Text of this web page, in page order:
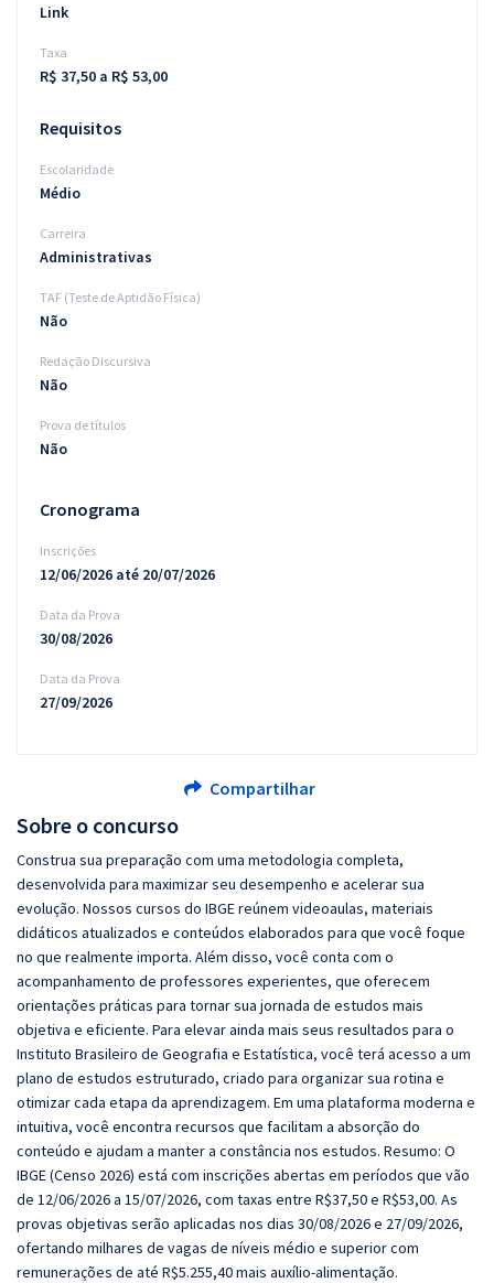
Sobre o concurso
Construa sua preparação com uma metodologia completa,
desenvolvida para maximizar seu desempenho e acelerar sua
evolução. Nossos cursos do IBGE reúnem videoaulas, materiais
didáticos atualizados e conteúdos elaborados para que você foque
no que realmente importa. Além disso, você conta com o
acompanhamento de professores experientes, que oferecem
orientações práticas para tornar sua jornada de estudos mais
objetiva e eficiente. Para elevar ainda mais seus resultados para o
Instituto Brasileiro de Geografia e Estatística, você terá acesso a um
plano de estudos estruturado, criado para organizar sua rotina e
otimizar cada etapa da aprendizagem. Em uma plataforma moderna e
intuitiva, você encontra recursos que facilitam a absorção do
conteúdo e ajudam a manter a constância nos estudos. Resumo: O
IBGE (Censo 2026) está com inscrições abertas em períodos que vão
de 12/06/2026 a 15/07/2026, com taxas entre R$37,50 e R$53,00. As
provas objetivas serão aplicadas nos dias 30/08/2026 e 27/09/2026,
ofertando milhares de vagas de níveis médio e superior com
remunerações de até R$5.255,40 mais auxílio-alimentação.
Link
Taxa
R$ 37,50 a R$ 53,00
Requisitos
Escolaridade
Médio
Carreira
Administrativas
TAF (Teste de Aptidão Física)
Não
Redação Discursiva
Não
Prova de títulos
Não
Cronograma
Inscrições
12/06/2026 até 20/07/2026
Data da Prova
30/08/2026
Data da Prova
27/09/2026
Compartilhar